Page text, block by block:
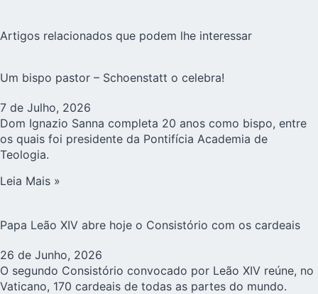
Artigos relacionados que podem lhe interessar
Um bispo pastor – Schoenstatt o celebra!
7 de Julho, 2026
Dom Ignazio Sanna completa 20 anos como bispo, entre
os quais foi presidente da Pontifícia Academia de
Teologia.
Leia Mais »
Papa Leão XIV abre hoje o Consistório com os cardeais
26 de Junho, 2026
O segundo Consistório convocado por Leão XIV reúne, no
Vaticano, 170 cardeais de todas as partes do mundo.